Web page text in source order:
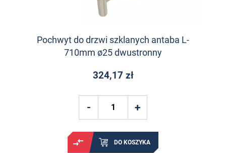
Pochwyt do drzwi szklanych antaba L-
710mm ø25 dwustronny
324,17 zł
DO KOSZYKA